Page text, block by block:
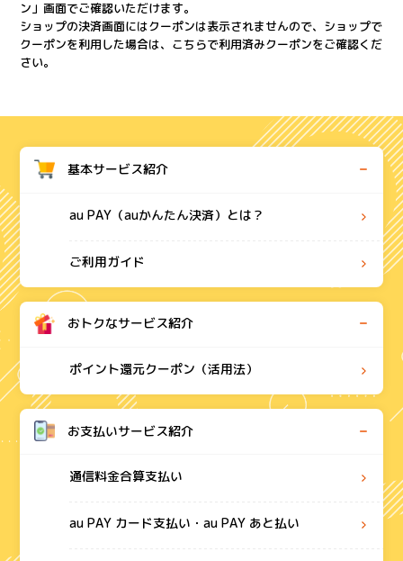
ン」画面でご確認いただけます。
ショップの決済画面にはクーポンは表示されませんので、ショップで
クーポンを利用した場合は、こちらで利用済みクーポンをご確認くだ
さい。
基本サービス紹介
au PAY（auかんたん決済）とは？
ご利用ガイド
おトクなサービス紹介
ポイント還元クーポン（活用法）
お支払いサービス紹介
通信料金合算支払い
au PAY カード支払い・au PAY あと払い